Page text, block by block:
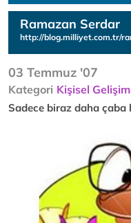
Ramazan Serdar
http://blog.milliyet.com.tr/
03 Temmuz '07
Kategori Kişisel Gelişim
Sadece biraz daha